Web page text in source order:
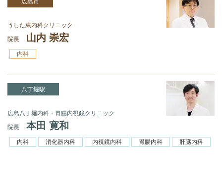
うした東内科クリニック
院長
山内 崇宏
内科
八丁堀駅
広島八丁堀内科・胃腸内視鏡クリニック
院長
本田 寛和
内科 消化器内科 内視鏡内科 胃腸内科 肝臓内科